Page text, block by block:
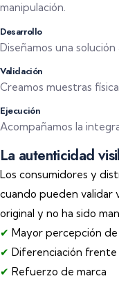
manipulación.
Desarrollo
Diseñamos una
Validación
Creamos muestras
Ejecución
Acompañamos la
La autenticidad
Los consumidores y
cuando pueden validar
original y no ha sido
✔ Mayor percepción
✔ Diferenciación frente
✔ Refuerzo de marca